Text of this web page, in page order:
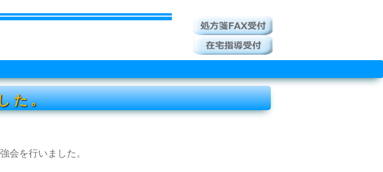
た。
会を行いました。